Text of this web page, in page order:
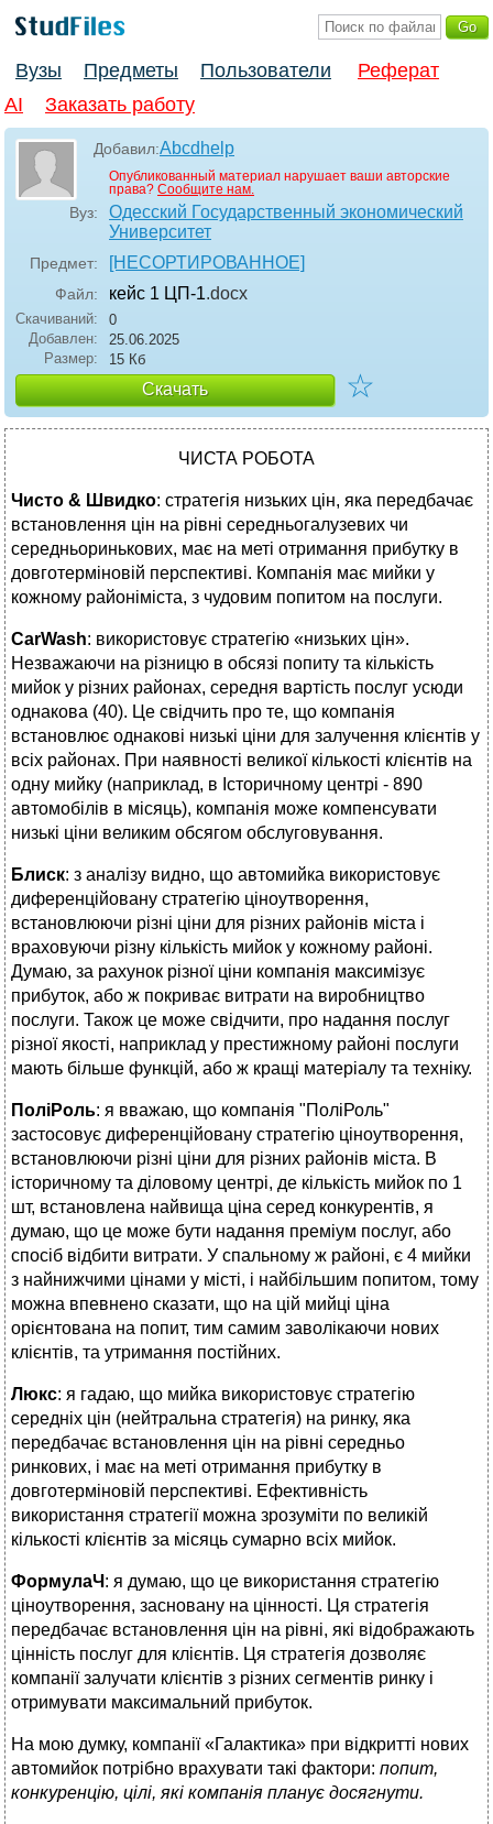
Вузы Предметы Пользователи
Реферат
AI
Заказать работу
Добавил:Abcdhelp
Опубликованный материал нарушает ваши авторские
права? Сообщите нам.
Вуз:
Одесский Государственный экономический
Университет
Предмет: [НЕСОРТИРОВАННОЕ]
Файл: кейс 1 ЦП-1.docx
Скачиваний:
0
Добавлен:
25.06.2025
Размер:
15 Кб
Скачать ☆
ЧИСТА РОБОТА
Чисто & Швидко: стратегія низьких цін, яка передбачає
встановлення цін на рівні середньогалузевих чи
середньоринькових, має на меті отримання прибутку в
довготерміновій перспективі. Компанія має мийки у
кожному районіміста, з чудовим попитом на послуги.
CarWash: використовує стратегію «низьких цін».
Незважаючи на різницю в обсязі попиту та кількість
мийок у різних районах, середня вартість послуг усюди
однакова (40). Це свідчить про те, що компанія
встановлює однакові низькі ціни для залучення клієнтів у
всіх районах. При наявності великої кількості клієнтів на
одну мийку (наприклад, в Історичному центрі - 890
автомобілів в місяць), компанія може компенсувати
низькі ціни великим обсягом обслуговування.
Блиск: з аналізу видно, що автомийка використовує
диференційовану стратегію ціноутворення,
встановлюючи різні ціни для різних районів міста і
враховуючи різну кількість мийок у кожному районі.
Думаю, за рахунок різної ціни компанія максимізує
прибуток, або ж покриває витрати на виробництво
послуги. Також це може свідчити, про надання послуг
різної якості, наприклад у престижному районі послуги
мають більше функцій, або ж кращі матеріалу та техніку.
ПоліРоль: я вважаю, що компанія "ПоліРоль"
застосовує диференційовану стратегію ціноутворення,
встановлюючи різні ціни для різних районів міста. В
історичному та діловому центрі, де кількість мийок по 1
шт, встановлена найвища ціна серед конкурентів, я
думаю, що це може бути надання преміум послуг, або
спосіб відбити витрати. У спальному ж районі, є 4 мийки
з найнижчими цінами у місті, і найбільшим попитом, тому
можна впевнено сказати, що на цій мийці ціна
орієнтована на попит, тим самим заволікаючи нових
клієнтів, та утримання постійних.
Люкс: я гадаю, що мийка використовує стратегію
середніх цін (нейтральна стратегія) на ринку, яка
передбачає встановлення цін на рівні середньо
ринкових, і має на меті отримання прибутку в
довготерміновій перспективі. Ефективність
використання стратегії можна зрозуміти по великій
кількості клієнтів за місяць сумарно всіх мийок.
ФормулаЧ : я думаю, що це використання стратегію
ціноутворення, засновану на цінності. Ця стратегія
передбачає встановлення цін на рівні, які відображають
цінність послуг для клієнтів. Ця стратегія дозволяє
компанії залучати клієнтів з різних сегментів ринку і
отримувати максимальний прибуток.
На мою думку, компанії «Галактика» при відкритті нових
автомийок потрібно врахувати такі фактори: попит,
конкуренцію, цілі, які компанія планує досягнути.